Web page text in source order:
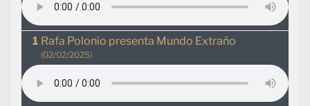
Rafa Polonio presenta Mundo Extraño
(02/02/2025)